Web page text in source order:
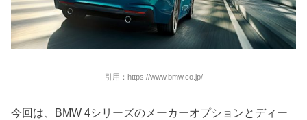
引用：https://www.bmw.co.jp/
今回は、BMW 4シリーズのメーカーオプションとディー